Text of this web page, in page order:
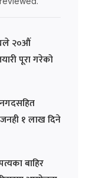
२०औं
पूरा गरेको
१ लाख दिने
बाहिर